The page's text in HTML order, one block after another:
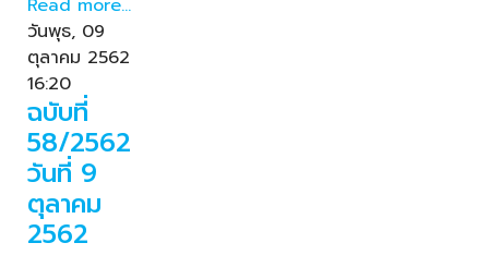
Read more...
วันพุธ, 09
ตุลาคม 2562
16:20
ฉบับที่
58/2562
วันที่ 9
ตุลาคม
2562